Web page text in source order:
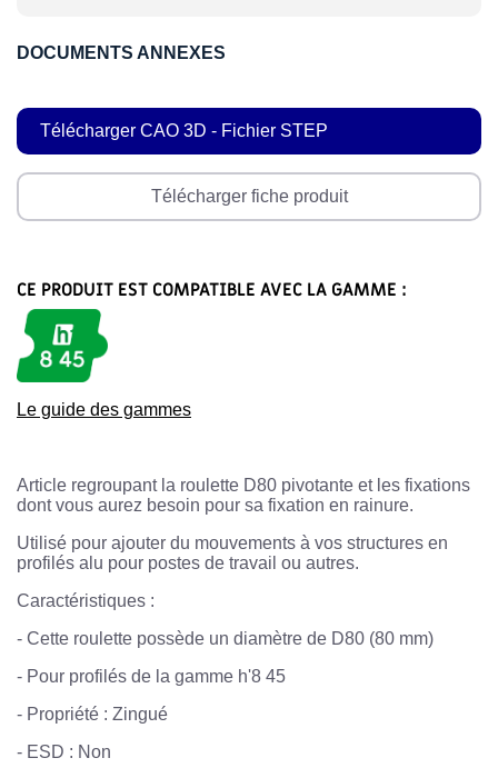
DOCUMENTS ANNEXES
Télécharger CAO 3D - Fichier STEP
Télécharger fiche produit
CE PRODUIT EST COMPATIBLE AVEC LA GAMME :
Le guide des gammes
Article regroupant la roulette D80 pivotante et les fixations
dont vous aurez besoin pour sa fixation en rainure.
Utilisé pour ajouter du mouvements à vos structures en
profilés alu pour postes de travail ou autres.
Caractéristiques :
- Cette roulette possède un diamètre de D80 (80 mm)
- Pour profilés de la gamme h'8 45
- Propriété : Zingué
- ESD : Non